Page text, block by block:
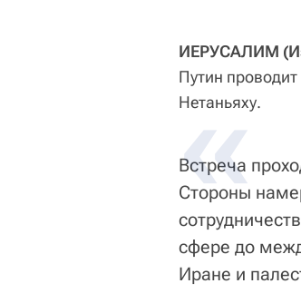
ИЕРУСАЛИМ
Путин
Нетаньяху.
Встреча
Стороны
сфере до
Иране и